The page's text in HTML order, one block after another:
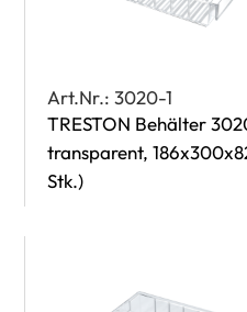
Art.Nr.: 3020-1
TRESTON Behälter
transparent,
Stk.)